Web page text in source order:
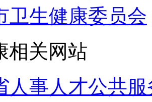
卫生健康委员会
相关网站
人事人才公共服